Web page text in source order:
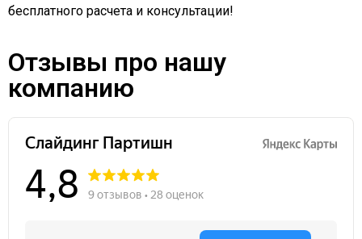
бесплатного расчета и консультации!
Отзывы про нашу
компанию